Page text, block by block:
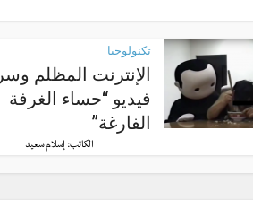
تكنولوجيا
الإنترنت المظلم وسر
فيديو “حساء الغرفة
الفارغة”
الكاتب: إسلام سعيد